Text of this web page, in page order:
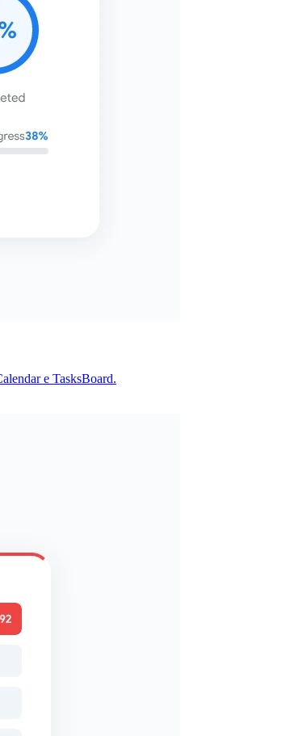
e TasksBoard.